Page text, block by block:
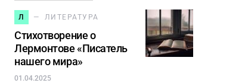
Л ЛИТЕРАТУРА
Стихотворение о
Лермонтове «Писатель
нашего мира»
01.04.2025